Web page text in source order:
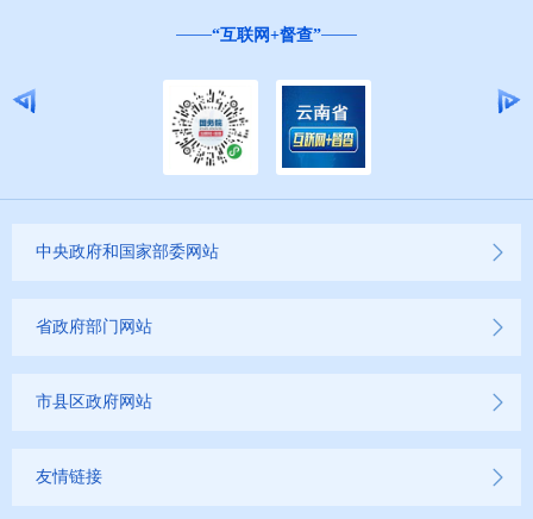
“互联网+督查”
中央政府和国家部委网站
省政府部门网站
市县区政府网站
友情链接